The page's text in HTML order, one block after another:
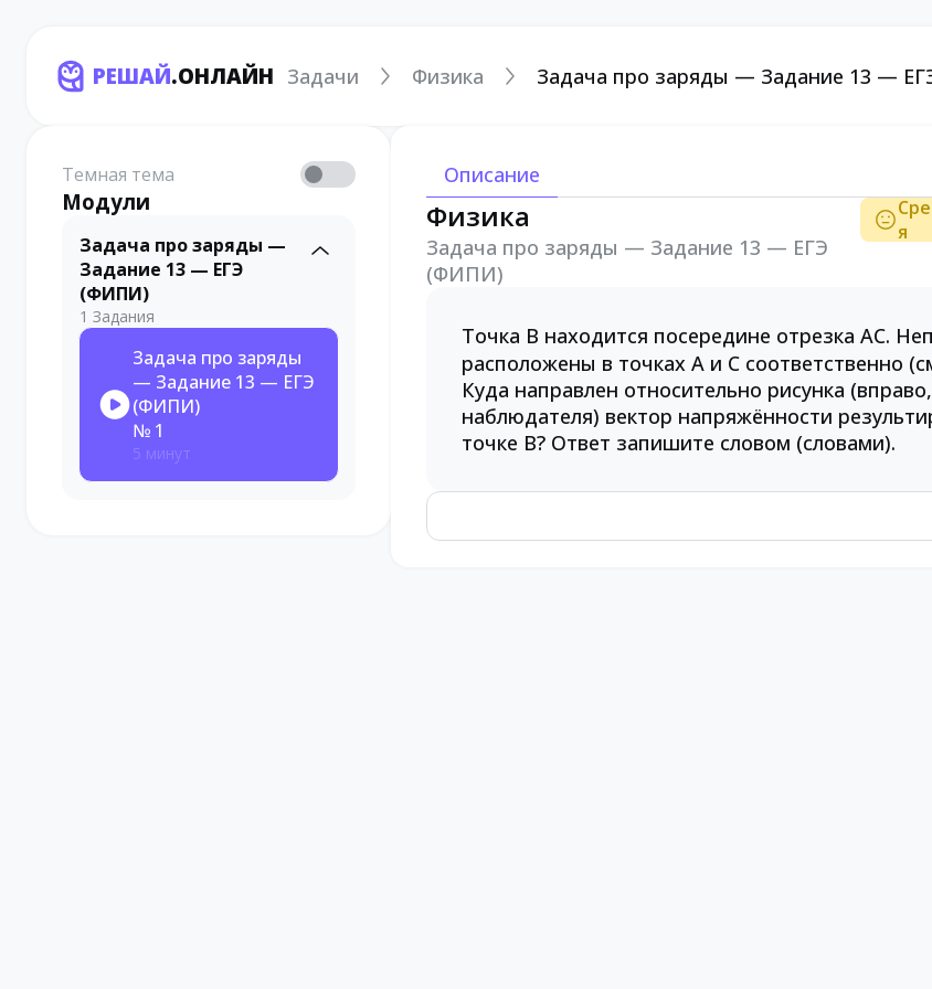
РЕШАЙ.ОНЛАЙН Задачи Физика Задача про заряды — Задание 13 —
Темная тема
Модули
Задача про заряды —
Задание 13 — ЕГЭ
(ФИПИ)
1 Задания
Задача про заряды
— Задание 13 — ЕГЭ
(ФИПИ)
№ 1
5 минут
Описание
Физика
Задача про заряды — Задание 13 — ЕГЭ
(ФИПИ)
я
Точка B находится посередине отрезка AC.
расположены в точках A и C соответственно
Куда направлен относительно рисунка
наблюдателя) вектор напряжённости
точке B? Ответ запишите словом (словами).